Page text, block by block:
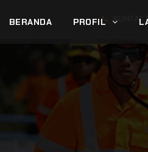
KONTAK
BERANDA PROFIL